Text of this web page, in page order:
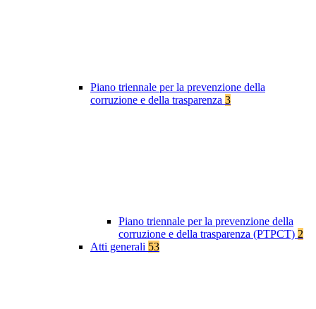
Piano triennale per la prevenzione della
corruzione e della trasparenza 3
Piano triennale per la prevenzione della
corruzione e della trasparenza (PTPCT) 2
Atti generali 53